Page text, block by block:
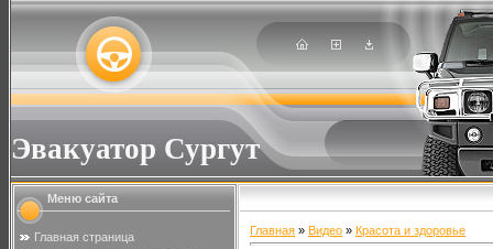
Эвакуатор Сургут
Меню сайта
Главная страница
Главная » Видео » Красота и здоровье